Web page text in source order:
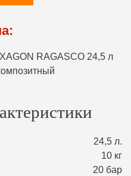
24,5 л.
10 кг
20 бар